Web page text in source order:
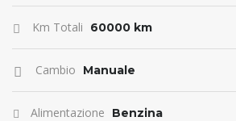
Km Totali 60000 km
Cambio Manuale
Alimentazione Benzina